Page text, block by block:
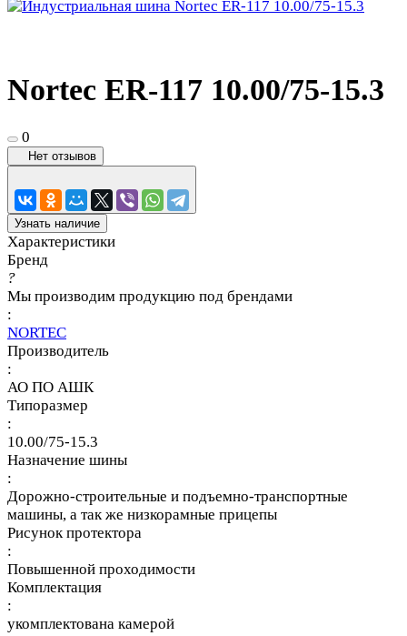
Nortec ER-117 10.00/75-15.3
0
Нет отзывов
Узнать наличие
Характеристики
Бренд
?
Мы производим продукцию под брендами
:
NORTEC
Производитель
:
АО ПО АШК
Типоразмер
:
10.00/75-15.3
Назначение шины
:
Дорожно-строительные и подъемно-транспортные
машины, а так же низкорамные прицепы
Рисунок протектора
:
Повышенной проходимости
Комплектация
:
укомплектована камерой